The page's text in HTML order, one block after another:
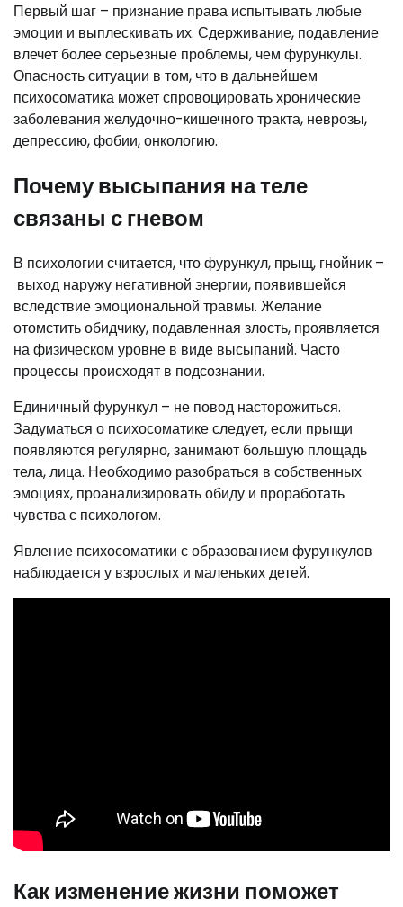
Первый шаг – признание права испытывать любые
эмоции и выплескивать их. Сдерживание, подавление
влечет более серьезные проблемы, чем фурункулы.
Опасность ситуации в том, что в дальнейшем
психосоматика может спровоцировать хронические
заболевания желудочно-кишечного тракта, неврозы,
депрессию, фобии, онкологию.
Почему высыпания на теле
связаны с гневом
В психологии считается, что фурункул, прыщ, гнойник –
выход наружу негативной энергии, появившейся
вследствие эмоциональной травмы. Желание
отомстить обидчику, подавленная злость, проявляется
на физическом уровне в виде высыпаний. Часто
процессы происходят в подсознании.
Единичный фурункул – не повод насторожиться.
Задуматься о психосоматике следует, если прыщи
появляются регулярно, занимают большую площадь
тела, лица. Необходимо разобраться в собственных
эмоциях, проанализировать обиду и проработать
чувства с психологом.
Явление психосоматики с образованием фурункулов
наблюдается у взрослых и маленьких детей.
Как изменение жизни поможет